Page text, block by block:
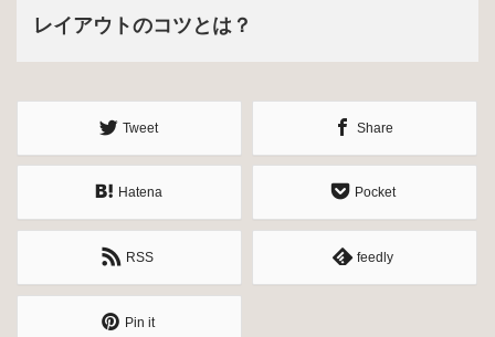
レイアウトのコツとは？
Tweet Share
Hatena Pocket
RSS feedly
Pin it